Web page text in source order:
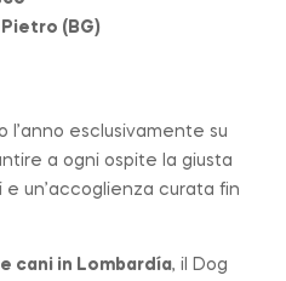
Pietro (BG)
l’anno esclusivamente su
a ogni ospite la giusta
un’accoglienza curata fin
cani in Lombardía, il Dog